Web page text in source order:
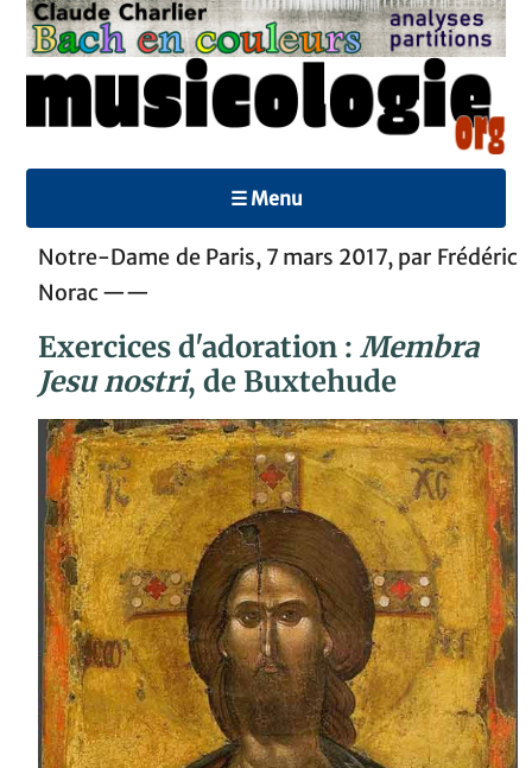
☰ Menu
Notre-Dame de Paris, 7 mars 2017, par Frédéric
Norac ——
Exercices d'adoration :Membra
Jesu nostri, de Buxtehude